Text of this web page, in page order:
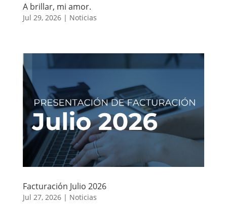
A brillar, mi amor.
Jul 29, 2026| Noticias
Facturación Julio 2026
Jul 27, 2026| Noticias